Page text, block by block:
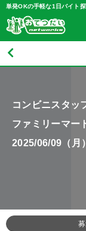
単発OKの手軽な1日バイト
コンビニスタッ
ファミリーマー
2025/06/09（月